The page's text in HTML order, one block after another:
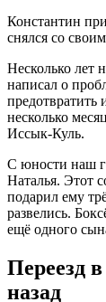
Константин
снялся со
Несколько лет
написал о
предотвратить
несколько
Иссык-Куль.
С юности наш
Наталья. Этот
подарил ему
развелись.
ещё одного
Переезд
назад